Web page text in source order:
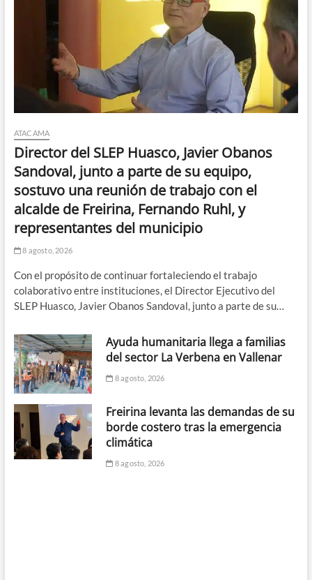
ATACAMA
Director del SLEP Huasco, Javier Obanos
Sandoval, junto a parte de su equipo,
sostuvo una reunión de trabajo con el
alcalde de Freirina, Fernando Ruhl, y
representantes del municipio
8 agosto, 2026
Con el propósito de continuar fortaleciendo el trabajo
colaborativo entre instituciones, el Director Ejecutivo del
SLEP Huasco, Javier Obanos Sandoval, junto a parte de su…
Ayuda humanitaria llega a familias
del sector La Verbena en Vallenar
8 agosto, 2026
Freirina levanta las demandas de su
borde costero tras la emergencia
climática
8 agosto, 2026